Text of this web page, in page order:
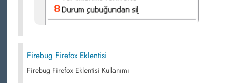
Firebug Firefox Eklentisi
Firebug Firefox Eklentisi Kullanımı